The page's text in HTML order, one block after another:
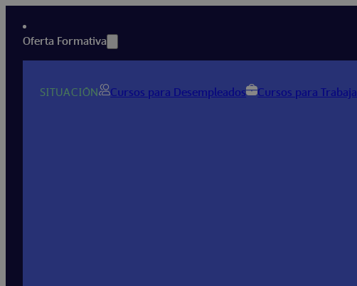
Oferta Formativa
SITUACIÓN Cursos para Desempleados Cursos para